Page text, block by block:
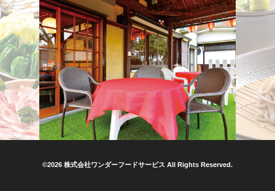
©2026 株式会社ワンダーフードサービス All Rights Reserved.